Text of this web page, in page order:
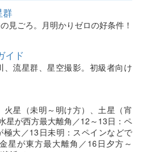
群
見ごろ。月明かりゼロの好条件！
イド
、流星群、星空撮影。初級者向け
火星（未明～明け方）、土星（宵
星が西方最大離角／12～13日：ペ
極大／13日未明：スペインなどで
星が東方最大離角／16日夕方～